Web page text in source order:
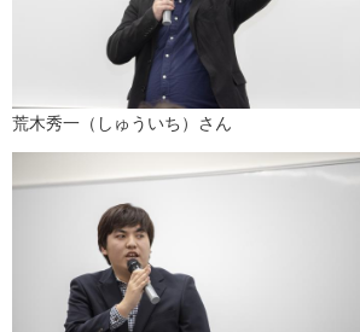
荒木秀一（しゅういち）さん